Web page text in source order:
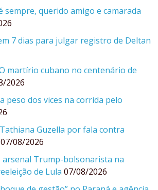
sempre, querido amigo e camarada
7 dias para julgar registro de Deltan
martírio cubano no centenário de
2026
peso dos vices na corrida pelo
Guzella por fala contra
07/08/2026
arsenal Trump-bolsonarista na
de Lula 07/08/2026